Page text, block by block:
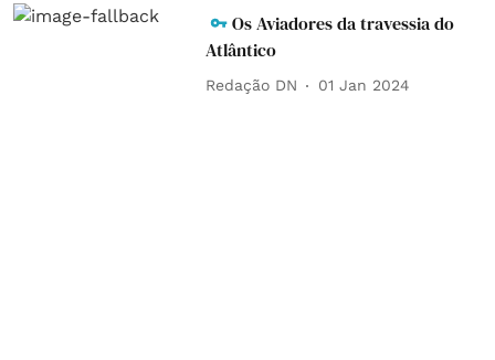
Os Aviadores da travessia do
Atlântico
Redação DN 01 Jan 2024